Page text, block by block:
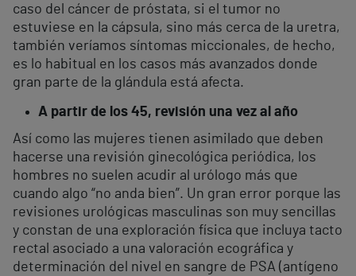
caso del cáncer de próstata, si el tumor no
estuviese en la cápsula, sino más cerca de la uretra,
también veríamos síntomas miccionales, de hecho,
es lo habitual en los casos más avanzados donde
gran parte de la glándula está afecta.
A partir de los 45, revisión una vez al año
Así como las mujeres tienen asimilado que deben
hacerse una revisión ginecológica periódica, los
hombres no suelen acudir al urólogo más que
cuando algo “no anda bien”. Un gran error porque las
revisiones urológicas masculinas son muy sencillas
y constan de una exploración física que incluya tacto
rectal asociado a una valoración ecográfica y
determinación del nivel en sangre de PSA (antígeno